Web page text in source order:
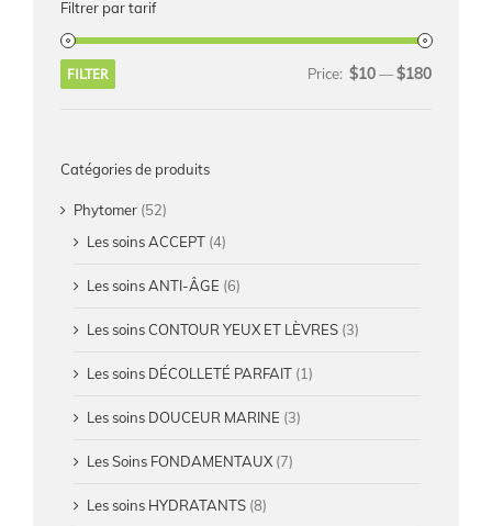
Filtrer par tarif
FILTER Price: $10—$180
Catégories de produits
Phytomer (52)
Les soins ACCEPT (4)
Les soins ANTI-ÂGE (6)
Les soins CONTOUR YEUX ET LÈVRES (3)
Les soins DÉCOLLETÉ PARFAIT (1)
Les soins DOUCEUR MARINE (3)
Les Soins FONDAMENTAUX (7)
Les soins HYDRATANTS (8)